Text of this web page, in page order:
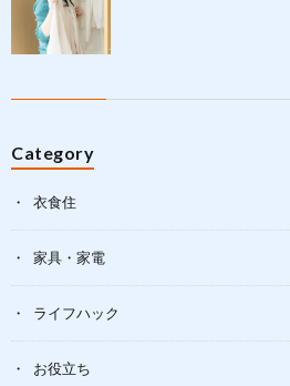
Category
衣食住
家具・家電
ライフハック
お役立ち